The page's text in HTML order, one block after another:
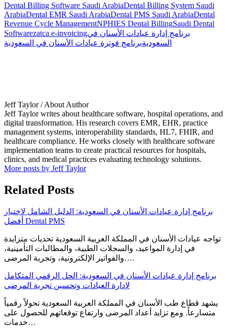
Dental Billing Software Saudi ArabiaDental Billing System Saudi
ArabiaDental EMR Saudi ArabiaDental PMS Saudi ArabiaDental
Revenue Cycle ManagementNPHIES Dental BillingSaudi Dental
Softwarezatca e-invoicingبرنامج إدارة عيادات الأسنان في
السعوديةبرنامج فوترة عيادات الأسنان في السعودية
Jeff Taylor/ About Author
Jeff Taylor writes about healthcare software, hospital operations, and
digital transformation. His research covers EMR, EHR, practice
management systems, interoperability standards, HL7, FHIR, and
healthcare compliance. He works closely with healthcare software
implementation teams to create practical resources for hospitals,
clinics, and medical practices evaluating technology solutions.
More posts by Jeff Taylor
Related Posts
برنامج إدارة عيادات الأسنان في السعودية: الدليل الشامل لاختيار
أفضل Dental PMS
تواجه عيادات الأسنان في المملكة العربية السعودية تحديات متزايدة
في إدارة المواعيد، والسجلات الطبية، والمطالبات التأمينية،
والفواتير الإلكترونية، وتجربة المرضى….
برنامج إدارة عيادات الأسنان في السعودية: الحل الرقمي المتكامل
لإدارة العيادات وتحسين تجربة المرضى
يشهد قطاع طب الأسنان في المملكة العربية السعودية تحولاً رقمياً
متسارعاً. ومع تزايد أعداد المرضى وارتفاع توقعاتهم للحصول على
خدمات…